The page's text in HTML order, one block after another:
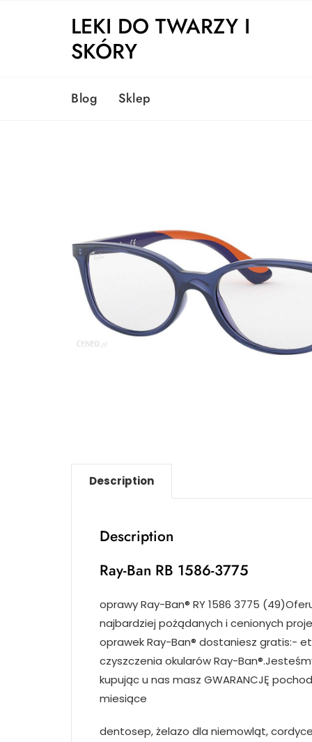
LEKI DO TWARZY I
SKÓRY
Blog Sklep
Description
Description
Ray-Ban RB 1586-3775
oprawy Ray-Ban® RY 1586 3775
najbardziej pożądanych i cenionych
oprawek Ray-Ban® dostaniesz gratis:-
czyszczenia okularów Ray-
kupując u nas masz GWARANCJĘ
miesiące
dentosep, żelazo dla niemowląt,